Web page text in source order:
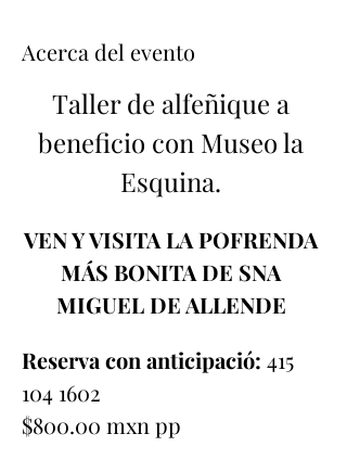
Acerca del evento
Taller de alfeñique a
beneficio con Museo la
Esquina.
VEN Y VISITA LA POFRENDA
MÁS BONITA DE SNA
MIGUEL DE ALLENDE
Reserva con anticipació: 415
104 1602
$800.00 mxn pp